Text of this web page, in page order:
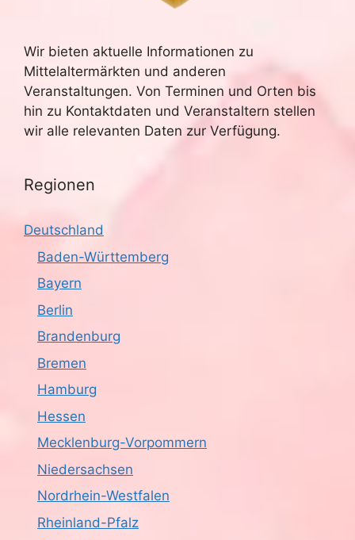
Wir bieten aktuelle Informationen zu
Mittelaltermärkten und anderen
Veranstaltungen. Von Terminen und Orten bis
hin zu Kontaktdaten und Veranstaltern stellen
wir alle relevanten Daten zur Verfügung.
Regionen
Deutschland
Baden-Württemberg
Bayern
Berlin
Brandenburg
Bremen
Hamburg
Hessen
Mecklenburg-Vorpommern
Niedersachsen
Nordrhein-Westfalen
Rheinland-Pfalz